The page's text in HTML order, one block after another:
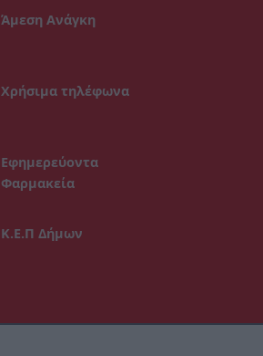
Άμεση Ανάγκη
Χρήσιμα τηλέφωνα
Εφημερεύοντα
Φαρμακεία
Κ.Ε.Π Δήμων